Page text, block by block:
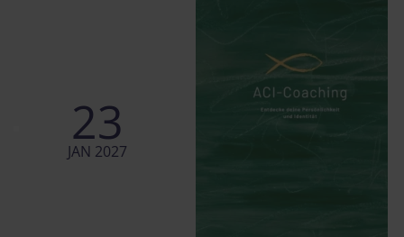
23
JAN 2027